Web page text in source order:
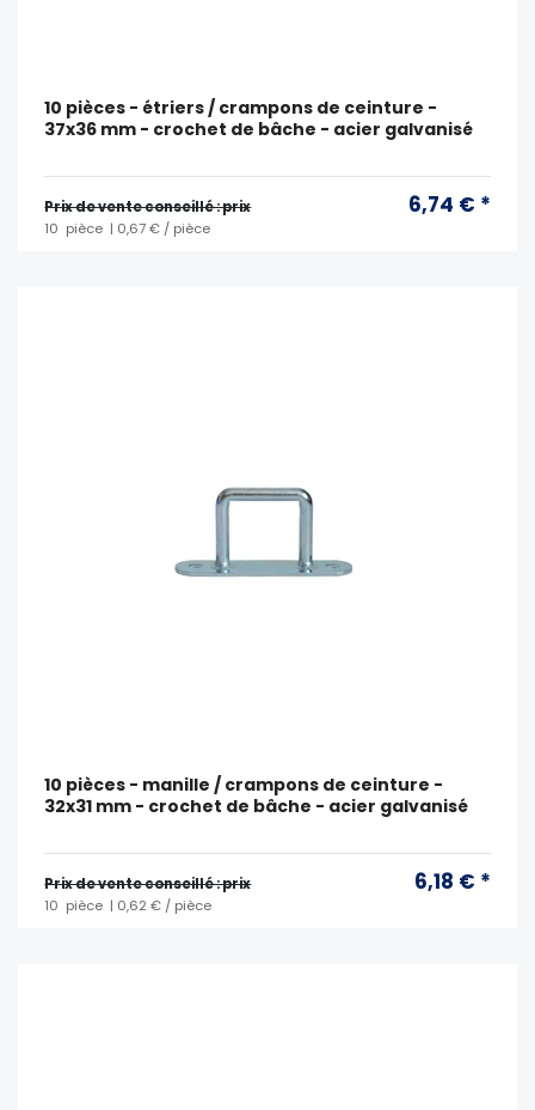
10 pièces - étriers / crampons de ceinture -
37x36 mm - crochet de bâche - acier galvanisé
Prix ​​de vente conseillé : prix 6,74 € *
10 pièce | 0,67 € / pièce
10 pièces - manille / crampons de ceinture -
32x31 mm - crochet de bâche - acier galvanisé
Prix ​​de vente conseillé : prix 6,18 € *
10 pièce | 0,62 € / pièce